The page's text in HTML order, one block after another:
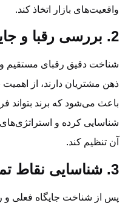
واقعیت‌های بازار اتخاذ کند.
2. بررسی رقبا و جایگاه آنها
شناخت دقیق رقبای مستقیم و
ذهن مشتریان دارند، از اهمیت
باعث می‌شود که برند بتواند
شناسایی کرده و
آن تنظیم کند.
3. شناسایی نقاط تمایز برند
پس از شناخت جایگاه فعلی و